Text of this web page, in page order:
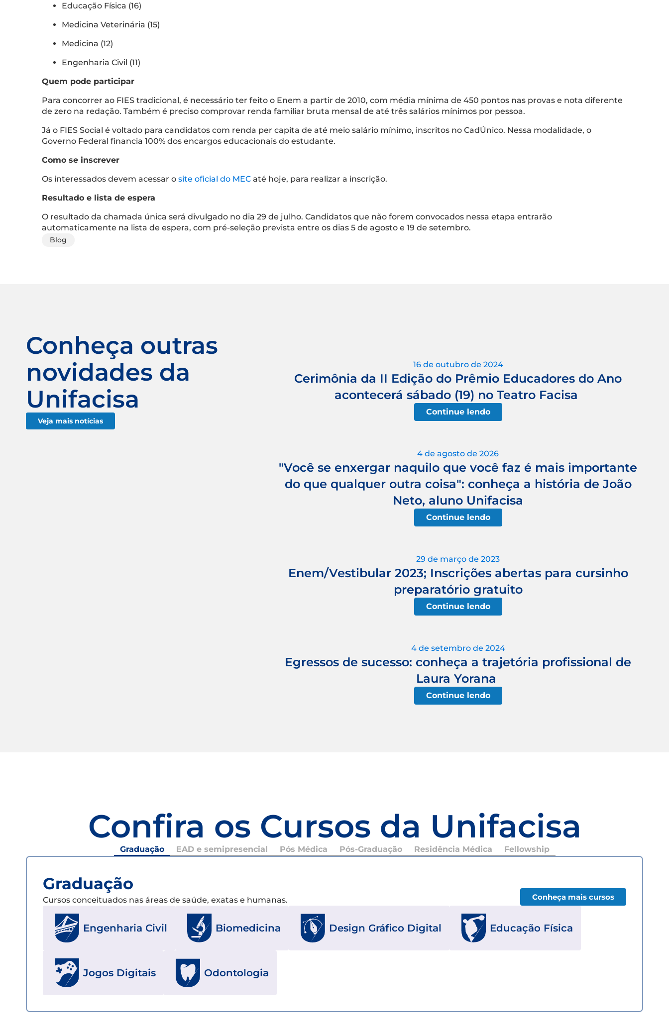
Educação Física (16)
Medicina Veterinária (15)
Medicina (12)
Engenharia Civil (11)
Quem pode participar
Para concorrer ao FIES tradicional, é necessário ter feito o Enem a partir de 2010, com média mínima de 450 pontos nas provas e nota diferente
de zero na redação. Também é preciso comprovar renda familiar bruta mensal de até três salários mínimos por pessoa.
Já o FIES Social é voltado para candidatos com renda per capita de até meio salário mínimo, inscritos no CadÚnico. Nessa modalidade, o
Governo Federal financia 100% dos encargos educacionais do estudante.
Como se inscrever
Os interessados devem acessar o site oficial do MEC até hoje, para realizar a inscrição.
Resultado e lista de espera
O resultado da chamada única será divulgado no dia 29 de julho. Candidatos que não forem convocados nessa etapa entrarão
automaticamente na lista de espera, com pré-seleção prevista entre os dias 5 de agosto e 19 de setembro.
Blog
Conheça outras
novidades da
Unifacisa
Veja mais notícias
16 de outubro de 2024
Cerimônia da II Edição do Prêmio Educadores do Ano
acontecerá sábado (19) no Teatro Facisa
Continue lendo
4 de agosto de 2026
"Você se enxergar naquilo que você faz é mais importante
do que qualquer outra coisa": conheça a história de João
Neto, aluno Unifacisa
Continue lendo
29 de março de 2023
Enem/Vestibular 2023; Inscrições abertas para cursinho
preparatório gratuito
Continue lendo
4 de setembro de 2024
Egressos de sucesso: conheça a trajetória profissional de
Laura Yorana
Continue lendo
Confira os Cursos da Unifacisa
Graduação EAD e semipresencial Pós Médica Pós-Graduação Residência Médica Fellowship
Graduação
Cursos conceituados nas áreas de saúde, exatas e humanas. Conheça mais cursos
Engenharia Civil Biomedicina Design Gráfico Digital Educação Física
Jogos Digitais Odontologia